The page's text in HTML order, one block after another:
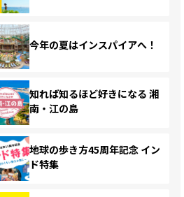
今年の夏はインスパイアへ！
知れば知るほど好きになる 湘
南・江の島
地球の歩き方45周年記念 イン
ド特集